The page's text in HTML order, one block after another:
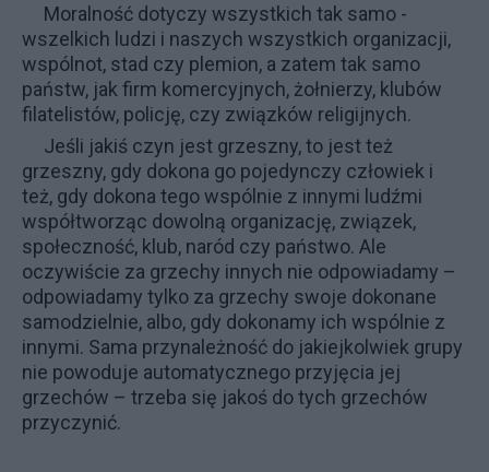
Moralność dotyczy wszystkich tak samo -
wszelkich ludzi i naszych wszystkich organizacji,
wspólnot, stad czy plemion, a zatem tak samo
państw, jak firm komercyjnych, żołnierzy, klubów
filatelistów, policję, czy związków religijnych.
Jeśli jakiś czyn jest grzeszny, to jest też
grzeszny, gdy dokona go pojedynczy człowiek i
też, gdy dokona tego wspólnie z innymi ludźmi
współtworząc dowolną organizację, związek,
społeczność, klub, naród czy państwo. Ale
oczywiście za grzechy innych nie odpowiadamy –
odpowiadamy tylko za grzechy swoje dokonane
samodzielnie, albo, gdy dokonamy ich wspólnie z
innymi. Sama przynależność do jakiejkolwiek grupy
nie powoduje automatycznego przyjęcia jej
grzechów – trzeba się jakoś do tych grzechów
przyczynić.